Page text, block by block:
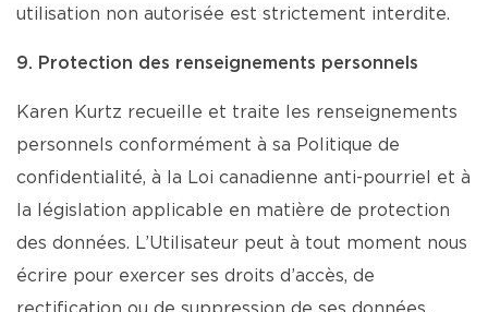
utilisation non autorisée est strictement interdite.
9. Protection des renseignements personnels
Karen Kurtz recueille et traite les renseignements
personnels conformément à sa Politique de
confidentialité, à la Loi canadienne anti-pourriel et à
la législation applicable en matière de protection
des données. L’Utilisateur peut à tout moment nous
écrire pour exercer ses droits d’accès, de